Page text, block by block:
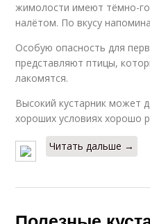
жимолости имеют тёмно-
налётом. По вкусу
Особую опасность для
представляют птицы,
лакомятся.
Высокий кустарник может
хороших условиях хорошо
Читать дальше →